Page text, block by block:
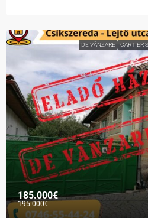
DE VÂNZARE CARTIER
185.000€
195.000€